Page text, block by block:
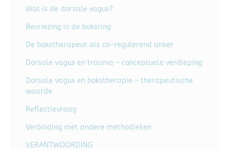
Wat is de dorsale vagus?
Bevriezing in de boksring
De bokstherapeut als co-regulerend anker
Dorsale vagus en trauma – conceptuele verdieping
Dorsale vagus en bokstherapie – therapeutische
waarde
Reflectievraag
Verbinding met andere methodieken
VERANTWOORDING